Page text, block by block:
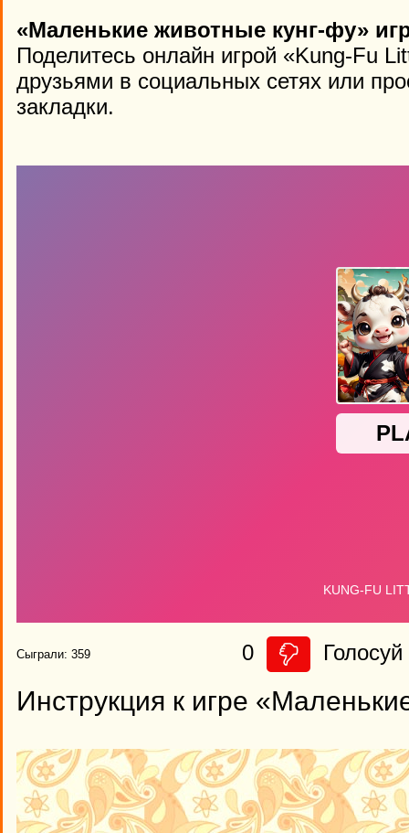
«Маленькие животные кунг-фу»
Поделитесь онлайн игрой «Kung-Fu
друзьями в социальных сетях или
закладки.
Сыграли: 359 0 Голосуй
Инструкция к игре